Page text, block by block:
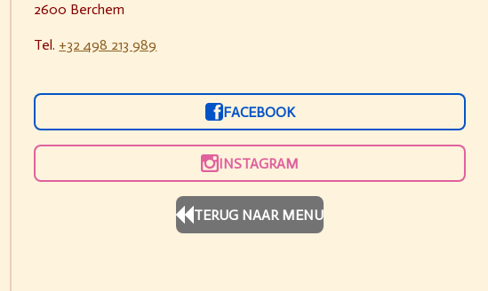
2600 Berchem
Tel. +32 498 213 989
FACEBOOK
INSTAGRAM
TERUG NAAR MENU